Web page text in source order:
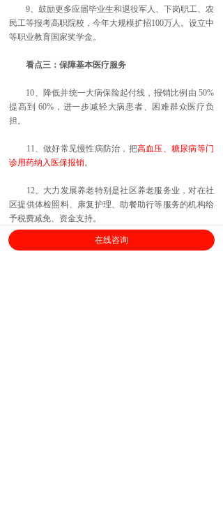
9、鼓励更多应届毕业生和退役军人、下岗职工、农
民工等报考高职院校，今年大规模扩招100万人。设立中
等职业教育国家奖学金。
看点三：保障基本医疗服务
10、降低并统一大病保险起付线，报销比例由 50%
提高到 60%，进一步减轻大病患者、困难群众医疗负
担。
11、做好常见慢性病防治，把高血压、糖尿病等门
诊用药纳入医保报销。
12、大力发展养老特别是社区养老服务业，对在社
区提供体检照料、康复护理、助餐助行等服务的机构给
予税费减免、资金支持。
在线咨询